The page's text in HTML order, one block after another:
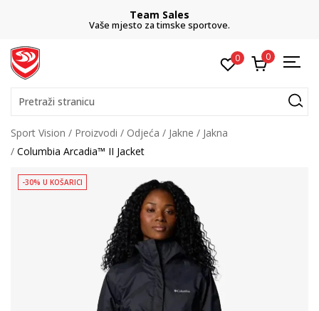
Team Sales
Vaše mjesto za timske sportove.
0 0
Pretraži stranicu
Sport Vision Proizvodi Odjeća Jakne
Jakna
Columbia Arcadia™ II Jacket
-30% U KOŠARICI